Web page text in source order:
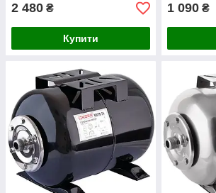
2 480 ₴
Купити
1 090 ₴